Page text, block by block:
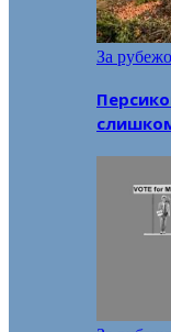
За